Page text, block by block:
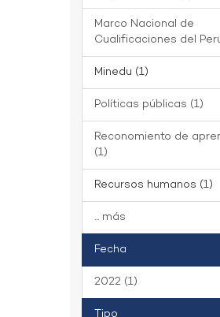
Marco Nacional de
Cualificaciones del
Minedu (1)
Políticas públicas (1)
Reconomiento de
(1)
Recursos humanos (1)
... más
Fecha
2022 (1)